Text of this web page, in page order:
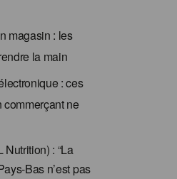
magasin : les
la main
: ces
commerçant ne
: “La
Bas n’est pas